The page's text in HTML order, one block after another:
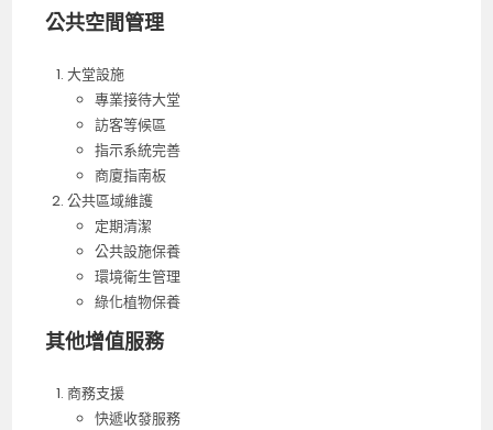
公共空間管理
大堂設施
專業接待大堂
訪客等候區
指示系統完善
商廈指南板
公共區域維護
定期清潔
公共設施保養
環境衛生管理
綠化植物保養
其他增值服務
商務支援
快遞收發服務